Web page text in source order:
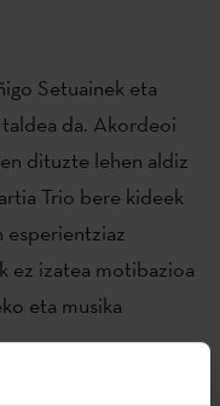
Setuainek eta
da. Akordeoi
dituzte lehen aldiz
Trio bere kideek
esperientziaz
ez izatea motibazioa
eta musika